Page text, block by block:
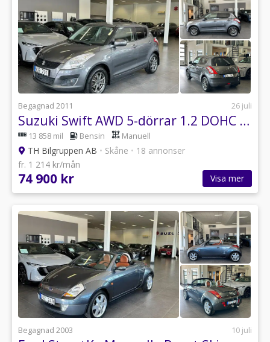
Begagnad 2011 26 juli
Suzuki Swift AWD 5-dörrar 1.2 DOHC 16V VVT 4x4
13 858 mil Bensin Manuell
TH Bilgruppen AB • Skåne • 18 annonser
fr. 1 214 kr/mån
74 900 kr Visa mer
Begagnad 2003 10 juli